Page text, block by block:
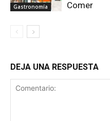
Gastronomía
Comer
DEJA UNA RESPUESTA